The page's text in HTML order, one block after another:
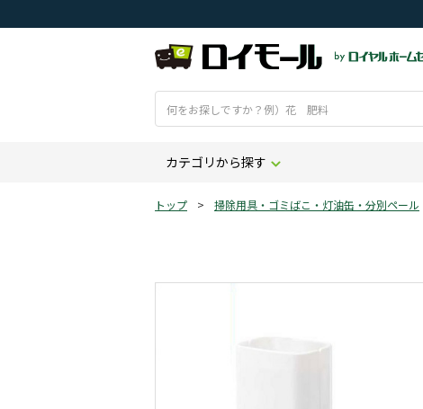
カテゴリから探す
トップ > 掃除用具・ゴミばこ・灯油缶・分別ペール